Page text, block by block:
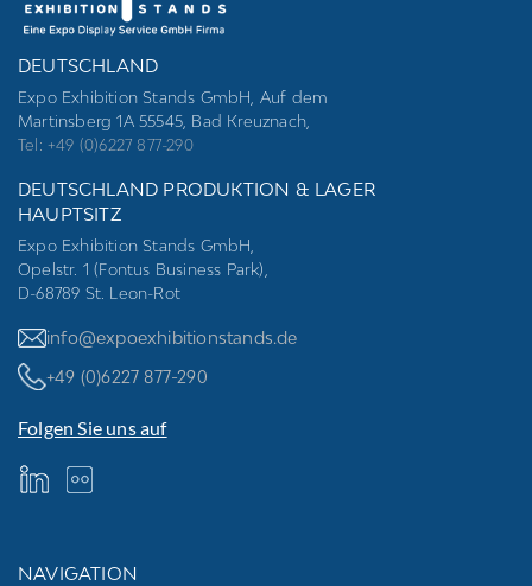
DEUTSCHLAND
Expo Exhibition Stands GmbH, Auf dem
Martinsberg 1A 55545, Bad Kreuznach,
Tel: +49 (0)6227 877-290
DEUTSCHLAND PRODUKTION & LAGER
HAUPTSITZ
Expo Exhibition Stands GmbH,
Opelstr. 1 (Fontus Business Park),
D-68789 St. Leon-Rot
info@expoexhibitionstands.de
+49 (0)6227 877-290
Folgen Sie uns auf
NAVIGATION